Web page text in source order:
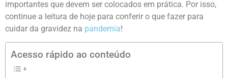
importantes que devem ser colocados em prática. Por isso,
continue a leitura de hoje para conferir o que fazer para
cuidar da gravidez na pandemia!
Acesso rápido ao conteúdo